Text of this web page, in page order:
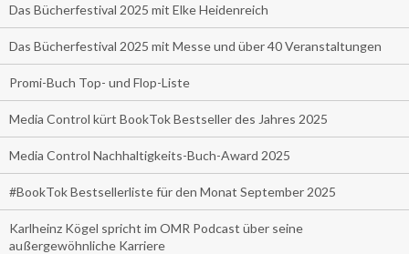
Das Bücherfestival 2025 mit Elke Heidenreich
Das Bücherfestival 2025 mit Messe und über 40 Veranstaltungen
Promi-Buch Top- und Flop-Liste
Media Control kürt BookTok Bestseller des Jahres 2025
Media Control Nachhaltigkeits-Buch-Award 2025
#BookTok Bestsellerliste für den Monat September 2025
Karlheinz Kögel spricht im OMR Podcast über seine
außergewöhnliche Karriere